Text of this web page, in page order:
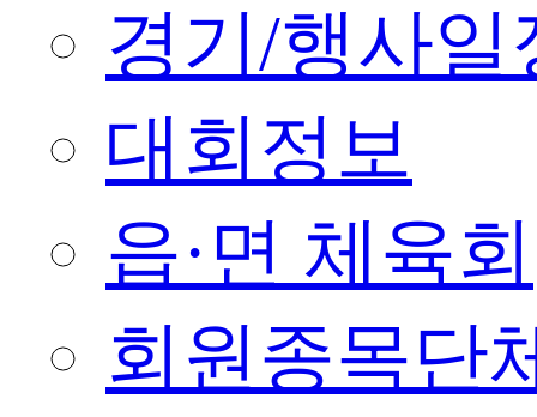
경기/행사일
대회정보
읍·면 체육회
회원종목단